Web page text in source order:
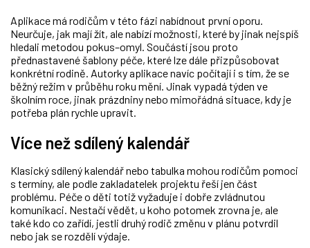
Aplikace má rodičům v této fázi nabídnout první oporu.
Neurčuje, jak mají žít, ale nabízí možnosti, které by jinak nejspíš
hledali metodou pokus–omyl. Součástí jsou proto
přednastavené šablony péče, které lze dále přizpůsobovat
konkrétní rodině. Autorky aplikace navíc počítají i s tím, že se
běžný režim v průběhu roku mění. Jinak vypadá týden ve
školním roce, jinak prázdniny nebo mimořádná situace, kdy je
potřeba plán rychle upravit.
Více než sdílený kalendář
Klasický sdílený kalendář nebo tabulka mohou rodičům pomoci
s termíny, ale podle zakladatelek projektu řeší jen část
problému. Péče o děti totiž vyžaduje i dobře zvládnutou
komunikaci. Nestačí vědět, u koho potomek zrovna je, ale
také kdo co zařídí, jestli druhý rodič změnu v plánu potvrdil
nebo jak se rozdělí výdaje.